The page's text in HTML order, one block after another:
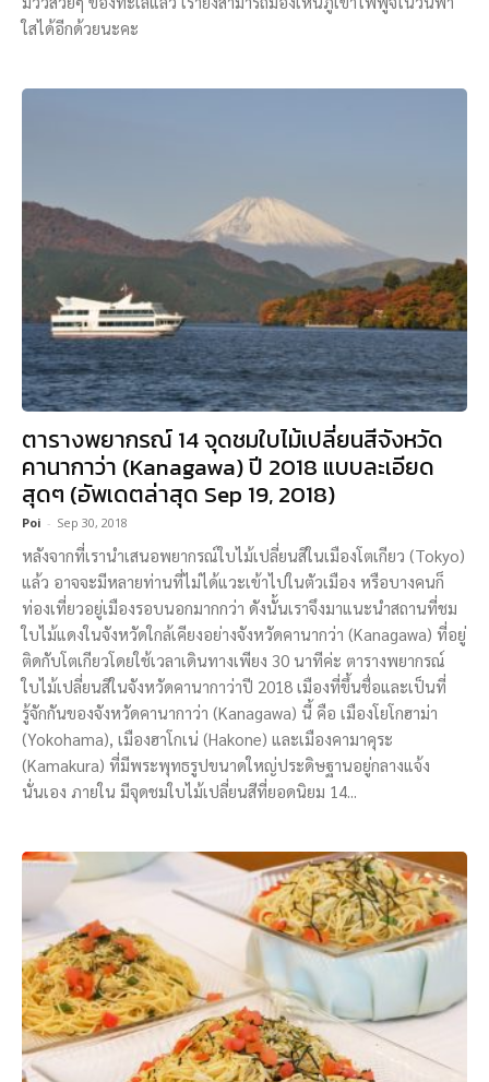
ใสได้อีกด้วยนะคะ
ตารางพยากรณ์ 14 จุดชมใบไม้เปลี่ยนสีจังหวัด
คานากาว่า (Kanagawa) ปี 2018 แบบละเอียด
สุดๆ (อัพเดตล่าสุด Sep 19, 2018)
Poi - Sep 30, 2018
หลังจากที่เรานำเสนอพยากรณ์ใบไม้เปลี่ยนสีในเมืองโตเกียว (Tokyo)
แล้ว อาจจะมีหลายท่านที่ไม่ได้แวะเข้าไปในตัวเมือง หรือบางคนก็
ท่องเที่ยวอยู่เมืองรอบนอกมากกว่า ดังนั้นเราจึงมาแนะนำสถานที่ชม
ใบไม้แดงในจังหวัดใกล้เคียงอย่างจังหวัดคานากว่า (Kanagawa) ที่อยู่
ติดกับโตเกียวโดยใช้เวลาเดินทางเพียง 30 นาทีค่ะ ตารางพยากรณ์
ใบไม้เปลี่ยนสีในจังหวัดคานากาว่าปี 2018 เมืองที่ขึ้นชื่อและเป็นที่
รู้จักกันของจังหวัดคานากาว่า (Kanagawa) นี้ คือ เมืองโยโกฮาม่า
(Yokohama), เมืองฮาโกเน่ (Hakone) และเมืองคามาคุระ
(Kamakura) ที่มีพระพุทธรูปขนาดใหญ่ประดิษฐานอยู่กลางแจ้ง
นั่นเอง ภายใน มีจุดชมใบไม้เปลี่ยนสีที่ยอดนิยม 14...